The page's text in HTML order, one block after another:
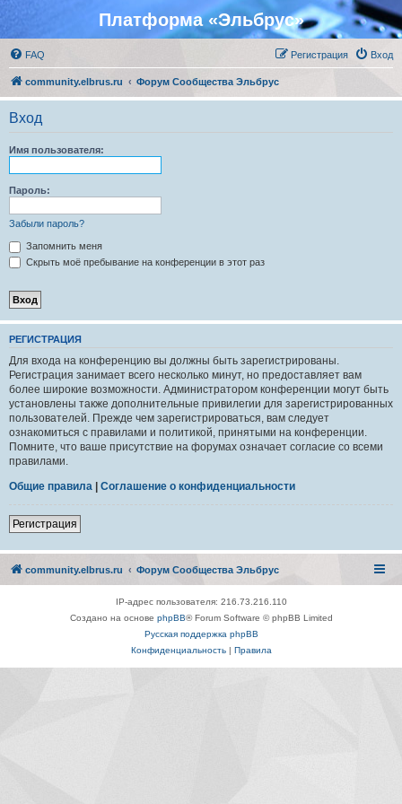
Платформа «Эльбрус»
FAQ Вход
Регистрация
community.elbrus.ru Форум Сообщества Эльбрус
Вход
Имя пользователя:
Пароль:
Забыли пароль?
Запомнить меня
Скрыть моё пребывание на конференции в этот раз
РЕГИСТРАЦИЯ
Для входа на конференцию вы должны быть зарегистрированы.
Регистрация занимает всего несколько минут, но предоставляет вам
более широкие возможности. Администратором конференции могут быть
установлены также дополнительные привилегии для зарегистрированных
пользователей. Прежде чем зарегистрироваться, вам следует
ознакомиться с правилами и политикой, принятыми на конференции.
Помните, что ваше присутствие на форумах означает согласие со всеми
правилами.
Общие правила | Соглашение о конфиденциальности
Регистрация
community.elbrus.ru Форум Сообщества Эльбрус
IP-адрес пользователя: 216.73.216.110
Создано на основе phpBB® Forum Software © phpBB Limited
Русская поддержка phpBB
Конфиденциальность| Правила